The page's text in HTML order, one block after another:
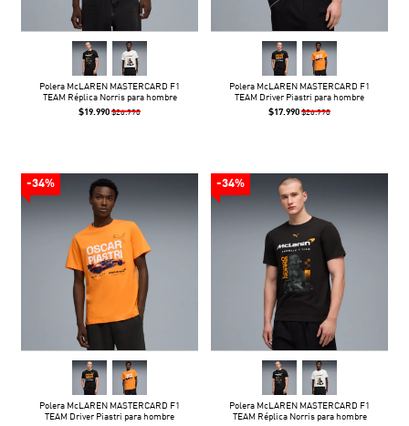
Polera McLAREN MASTERCARD F1
TEAM Réplica Norris para hombre
$19.990 $26.990
Polera McLAREN MASTERCARD F1
TEAM Driver Piastri para hombre
$17.990 $26.990
-34%
Polera McLAREN MASTERCARD F1
TEAM Driver Piastri para hombre
-34%
Polera McLAREN MASTERCARD F1
TEAM Réplica Norris para hombre